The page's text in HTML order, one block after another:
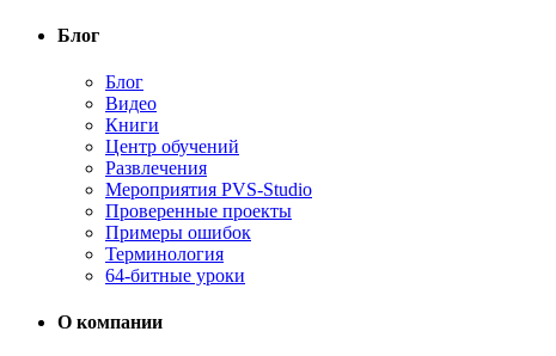
Блог
Блог
Видео
Книги
Центр обучений
Развлечения
Мероприятия PVS-Studio
Проверенные проекты
Примеры ошибок
Терминология
64-битные уроки
О компании